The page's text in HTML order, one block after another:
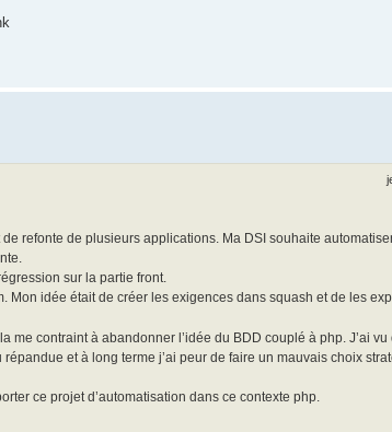
refonte de plusieurs applications. Ma DSI souhaite
sur la partie front.
idée était de créer les exigences dans squash et de les
contraint à abandonner l’idée du BDD couplé à php. J’ai vu
et à long terme j’ai peur de faire un mauvais choix
ce projet d’automatisation dans ce contexte php.